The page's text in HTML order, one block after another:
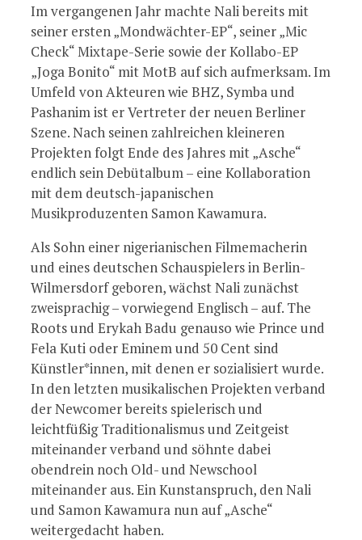
Im vergangenen Jahr machte Nali bereits mit
seiner ersten „Mondwächter-EP“, seiner „Mic
Check“ Mixtape-Serie sowie der Kollabo-EP
„Joga Bonito“ mit MotB auf sich aufmerksam. Im
Umfeld von Akteuren wie BHZ, Symba und
Pashanim ist er Vertreter der neuen Berliner
Szene. Nach seinen zahlreichen kleineren
Projekten folgt Ende des Jahres mit „Asche“
endlich sein Debütalbum – eine Kollaboration
mit dem deutsch-japanischen
Musikproduzenten Samon Kawamura.
Als Sohn einer nigerianischen Filmemacherin
und eines deutschen Schauspielers in Berlin-
Wilmersdorf geboren, wächst Nali zunächst
zweisprachig – vorwiegend Englisch – auf. The
Roots und Erykah Badu genauso wie Prince und
Fela Kuti oder Eminem und 50 Cent sind
Künstler*innen, mit denen er sozialisiert wurde.
In den letzten musikalischen Projekten verband
der Newcomer bereits spielerisch und
leichtfüßig Traditionalismus und Zeitgeist
miteinander verband und söhnte dabei
obendrein noch Old- und Newschool
miteinander aus. Ein Kunstanspruch, den Nali
und Samon Kawamura nun auf „Asche“
weitergedacht haben.